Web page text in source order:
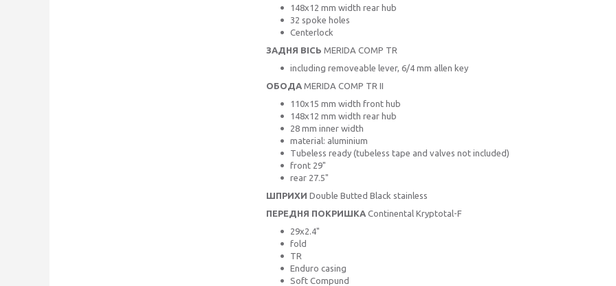
148x12 mm width rear hub
32 spoke holes
Centerlock
ЗАДНЯ ВІСЬ MERIDA COMP TR
including removeable lever, 6/4 mm allen key
ОБОДА MERIDA COMP TR II
110x15 mm width front hub
148x12 mm width rear hub
28 mm inner width
material: aluminium
Tubeless ready (tubeless tape and valves not included)
front 29"
rear 27.5"
ШПРИХИ Double Butted Black stainless
ПЕРЕДНЯ ПОКРИШКА Continental Kryptotal-F
29x2.4"
fold
TR
Enduro casing
Soft Compund